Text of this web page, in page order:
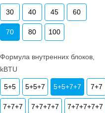
30 40 45 60
70 80 100
Формула внутренних блоков,
kBTU
5+5 5+5+7 5+5+7+7 7+7
7+7+7 7+7+7+7 7+7+7+7+7